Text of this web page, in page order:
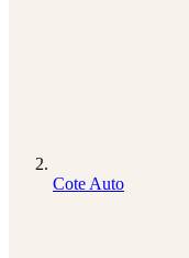
Cote Auto